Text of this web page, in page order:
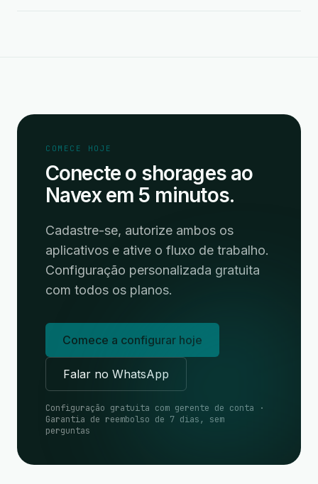
COMECE HOJE
Conecte o shorages ao
Navex em 5 minutos.
Cadastre-se, autorize ambos os
aplicativos e ative o fluxo de trabalho.
Configuração personalizada gratuita
com todos os planos.
Comece a configurar hoje
Falar no WhatsApp
Configuração gratuita com gerente de conta ·
Garantia de reembolso de 7 dias, sem
perguntas